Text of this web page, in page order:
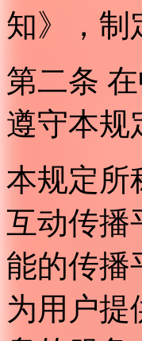
知》，制
第二条
遵守本规
本规定所
互动传播
能的传播
为用户提